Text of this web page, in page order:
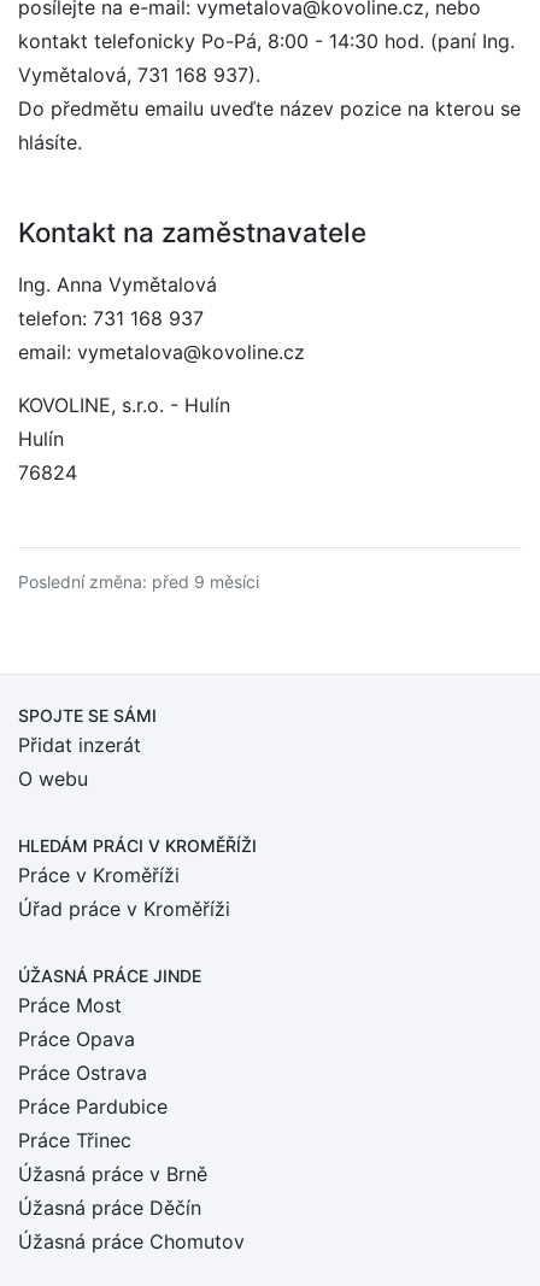
posílejte na e-mail: vymetalova@kovoline.cz, nebo
kontakt telefonicky Po-Pá, 8:00 - 14:30 hod. (paní Ing.
Vymětalová, 731 168 937).
Do předmětu emailu uveďte název pozice na kterou se
hlásíte.
Kontakt na zaměstnavatele
Ing. Anna Vymětalová
telefon: 731 168 937
email: vymetalova@kovoline.cz
KOVOLINE, s.r.o. - Hulín
Hulín
76824
Poslední změna: před 9 měsíci
SPOJTE SE SÁMI
Přidat inzerát
O webu
HLEDÁM PRÁCI V KROMĚŘÍŽI
Práce v Kroměříži
Úřad práce v Kroměříži
ÚŽASNÁ PRÁCE JINDE
Práce Most
Práce Opava
Práce Ostrava
Práce Pardubice
Práce Třinec
Úžasná práce v Brně
Úžasná práce Děčín
Úžasná práce Chomutov